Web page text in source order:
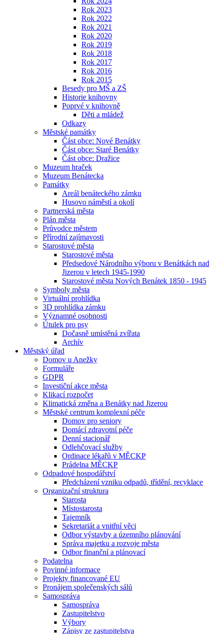
Rok 2023
Rok 2022
Rok 2021
Rok 2020
Rok 2019
Rok 2018
Rok 2017
Rok 2016
Rok 2015
Besedy pro MŠ a ZŠ
Historie knihovny
Poprvé v knihovně
Děti a mládež
Odkazy
Městské památky
Část obce: Nové Benátky
Část obce: Staré Benátky
Část obce: Dražice
Muzeum hraček
Muzeum Benátecka
Památky
Areál benáteckého zámku
Husovo náměstí a okolí
Partnerská města
Plán města
Průvodce městem
Přírodní zajímavosti
Starostové města
Starostové města
Předsedové Národního výboru v Benátkách nad
Jizerou v letech 1945-1990
Starostové města Nových Benátek 1850 - 1945
Symboly města
Virtuální prohlídka
3D prohlídka zámku
Významné osobnosti
Útulek pro psy
Dočasně umístěná zvířata
Archív
Městský úřad
Domov u Anežky
Formuláře
GDPR
Investiční akce města
Klikací rozpočet
Klimatická změna a Benátky nad Jizerou
Městské centrum komplexní péče
Domov pro seniory
Domácí zdravotní péče
Denní stacionář
Odlehčovací služby
Ordinace lékařů v MĚCKP
Prádelna MĚCKP
Odpadové hospodářství
Předcházení vzniku odpadů, třídění, recyklace
Organizační struktura
Starosta
Místostarosta
Tajemník
Sekretariát a vnitřní věci
Odbor výstavby a územního plánování
Správa majetku a rozvoje města
Odbor finanční a plánovací
Podatelna
Povinné informace
Projekty financované EU
Pronájem společenských sálů
Samospráva
Samospráva
Zastupitelstvo
Výbory
Zápisy ze zastupitelstva